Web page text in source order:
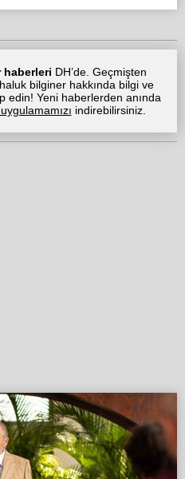
DH’de. Geçmişten
bilginer hakkında bilgi ve
edin! Yeni haberlerden anında
indirebilirsiniz.